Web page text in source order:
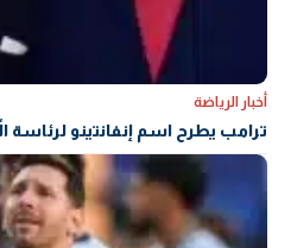
أخبار الرياضة
ترامب يطرح اسم إنفانتينو لرئاسة